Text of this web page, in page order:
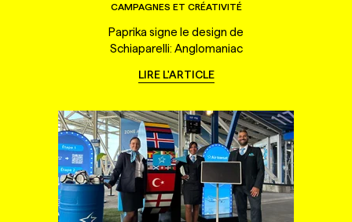
CAMPAGNES ET CRÉATIVITÉ
Paprika signe le design de
Schiaparelli: Anglomaniac
LIRE L'ARTICLE